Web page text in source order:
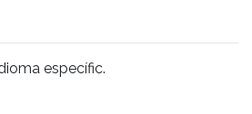
específic.